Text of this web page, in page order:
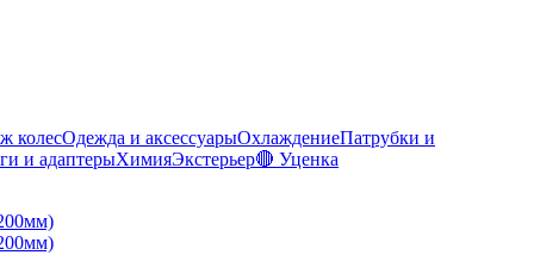
колесОдежда и аксессуарыОхлаждениеПатрубки и
и адаптерыХимияЭкстерьер🔴 Уценка